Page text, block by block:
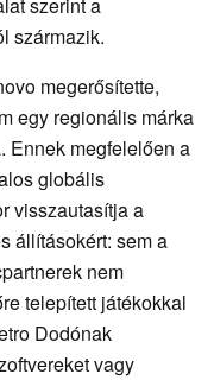
származik.
megerősítette,
egy regionális márka
Ennek megfelelően a
globális
visszautasítja a
állításokért: sem a
nem
telepített játékokkal
Dodónak
vagy